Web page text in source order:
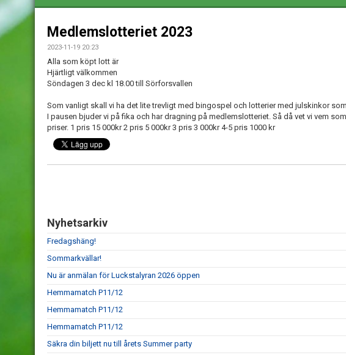
Medlemslotteriet 2023
2023-11-19 20:23
Alla som köpt lott är
Hjärtligt välkommen
Söndagen 3 dec kl 18.00 till Sörforsvallen
Som vanligt skall vi ha det lite trevligt med bingospel och lotterier med julskinkor
I pausen bjuder vi på fika och har dragning på medlemslotteriet. Så då vet vi vem
priser. 1 pris 15 000kr 2 pris 5 000kr 3 pris 3 000kr 4-5 pris 1000 kr
Nyhetsarkiv
Fredagshäng!
Sommarkvällar!
Nu är anmälan för Luckstalyran 2026 öppen
Hemmamatch P11/12
Hemmamatch P11/12
Hemmamatch P11/12
Säkra din biljett nu till årets Summer party